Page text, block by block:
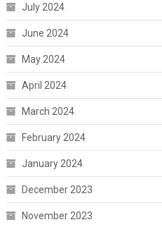
July 2024
June 2024
May 2024
April 2024
March 2024
February 2024
January 2024
December 2023
November 2023